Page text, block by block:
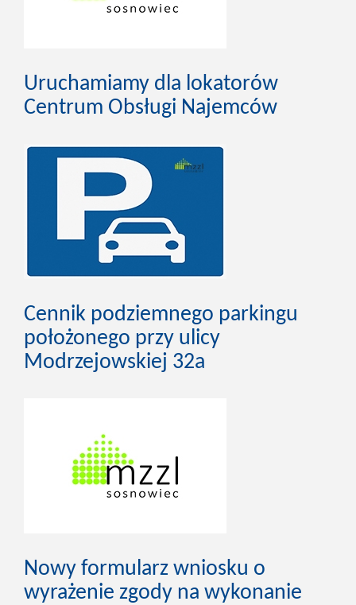
Uruchamiamy dla lokatorów
Centrum Obsługi Najemców
Cennik podziemnego parkingu
położonego przy ulicy
Modrzejowskiej 32a
Nowy formularz wniosku o
wyrażenie zgody na wykonanie